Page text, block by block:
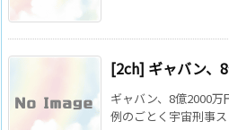
[2ch] ギャバン、
ギャバン、8億2000
例のごとく宇宙刑事ス